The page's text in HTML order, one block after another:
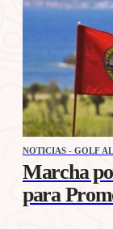
NOTICIAS - GOLF
Marcha
para